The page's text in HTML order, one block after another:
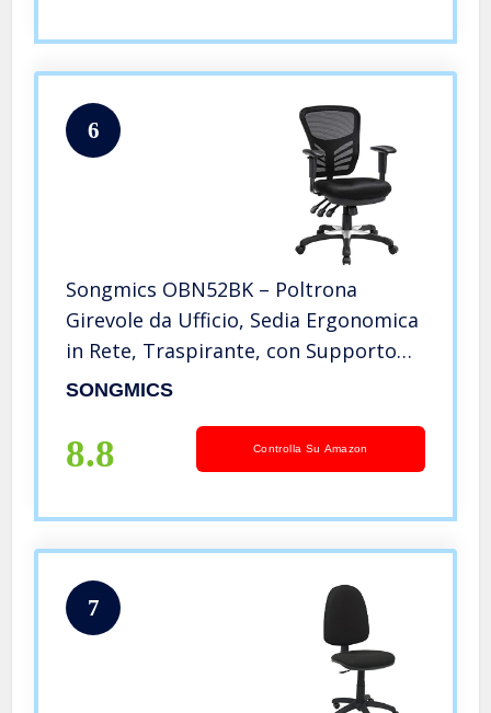
6
Songmics OBN52BK – Poltrona
Girevole da Ufficio, Sedia Ergonomica
in Rete, Traspirante, con Supporto
Lombare, Braccioli e Schienale
SONGMICS
8.8 Controlla Su Amazon
7